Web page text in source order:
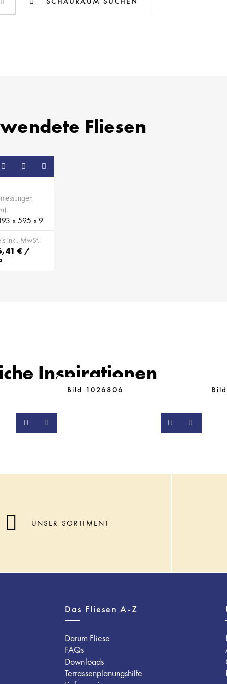
Fliesen
x 595 x 9
inkl. MwSt.
€ /
Inspirationen
Bild 1026806
UNSER SORTIMENT
Das Fliesen A-Z
Darum Fliese
FAQs
Downloads
Terrassenplanungshilfe